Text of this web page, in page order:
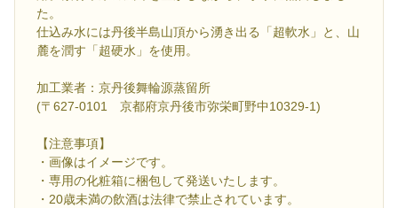
た。
仕込み水には丹後半島山頂から湧き出る「超軟水」と、山
麓を潤す「超硬水」を使用。
加工業者：京丹後舞輪源蒸留所
(〒627-0101 京都府京丹後市弥栄町野中10329-1)
【注意事項】
・画像はイメージです。
・専用の化粧箱に梱包して発送いたします。
・20歳未満の飲酒は法律で禁止されています。